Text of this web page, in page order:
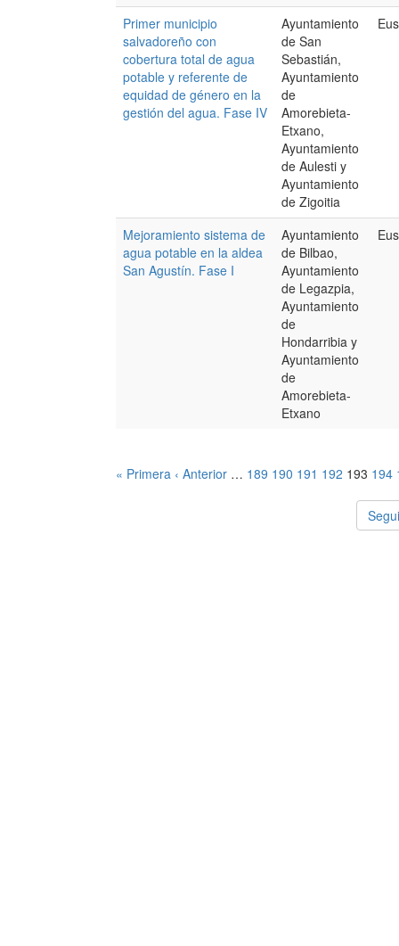
Primer municipio
salvadoreño con
cobertura total de agua
potable y referente de
equidad de género en la
gestión del agua. Fase IV
Ayuntamiento
de San
Sebastián,
Ayuntamiento
de
Amorebieta-
Etxano,
Ayuntamiento
de Aulesti y
Ayuntamiento
de Zigoitia
Mejoramiento sistema de
agua potable en la aldea
San Agustín. Fase I
Ayuntamiento
de Bilbao,
Ayuntamiento
de Legazpia,
Ayuntamiento
de
Hondarribia y
Ayuntamiento
de
Amorebieta-
Etxano
« Primera ‹ Anterior … 189 190 191 192 193 194